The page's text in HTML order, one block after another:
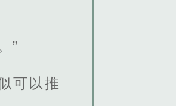
”
可以推